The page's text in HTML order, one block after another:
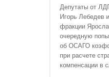
Депутаты от
Игорь Лебедев
фракции
очередную
об ОСАГО
при расчете
компенсации в